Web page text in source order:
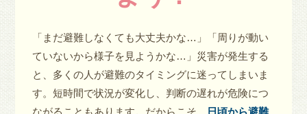
「まだ避難しなくても大丈夫かな…」「周りが動い
ていないから様子を見ようかな…」災害が発生する
と、多くの人が避難のタイミングに迷ってしまいま
す。短時間で状況が変化し、判断の遅れが危険につ
ながることもあります。だからこそ、
日頃から避難